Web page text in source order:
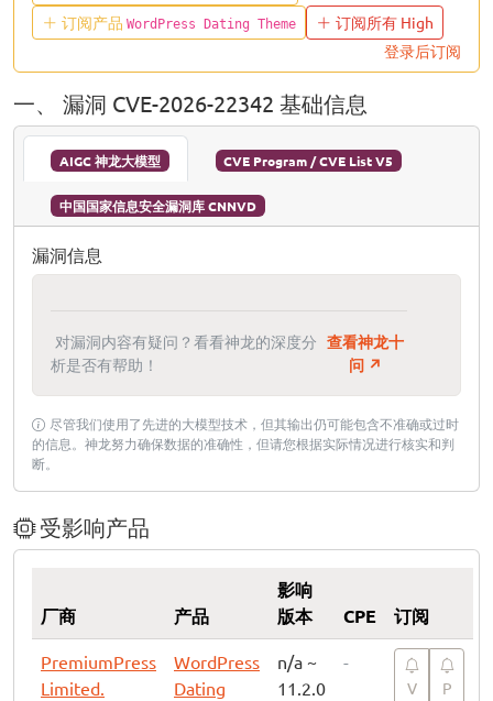
订阅产品 WordPress Dating Theme
订阅所有 High
登录后订阅
一、 漏洞 CVE-2026-22342 基础信息
AIGC 神龙大模型 CVE Program / CVE List V5
中国国家信息安全漏洞库 CNNVD
漏洞信息
对漏洞内容有疑问？看看神龙的深度分
析是否有帮助！
查看神龙十
问 ↗
尽管我们使用了先进的大模型技术，但其输出仍可能包含不准确或过时
的信息。神龙努力确保数据的准确性，但请您根据实际情况进行核实和判
断。
受影响产品
厂商 产品
影响
版本
CPE 订阅
PremiumPress
Limited.
WordPress
Dating
n/a ~
11.2.0
-
V P